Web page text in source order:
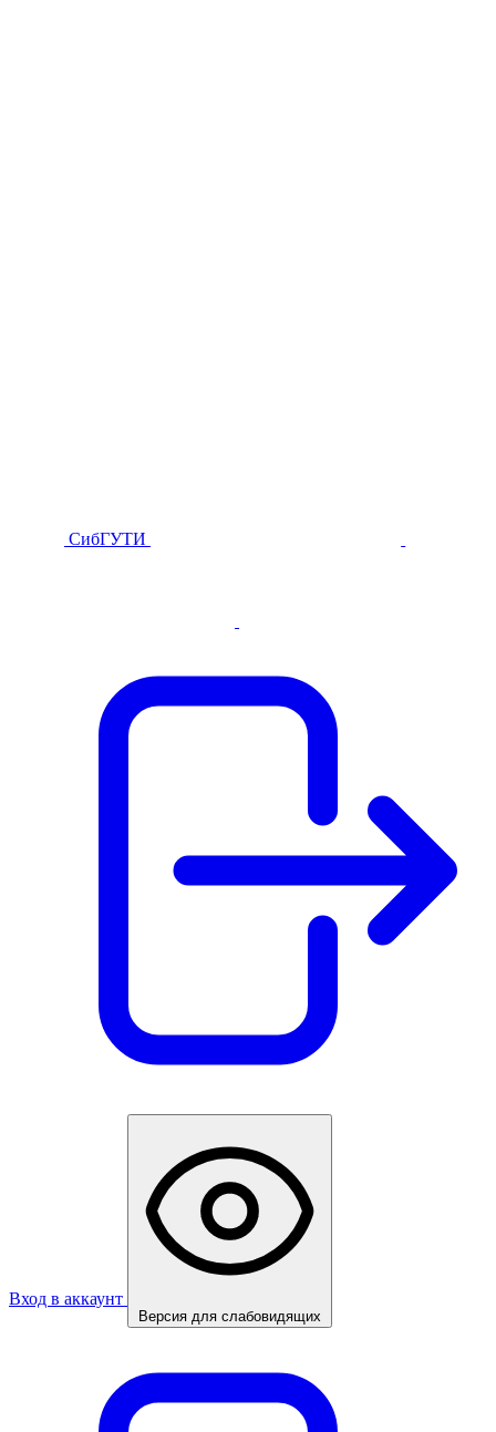
СибГУТИ
Вход в аккаунт
Версия для слабовидящих